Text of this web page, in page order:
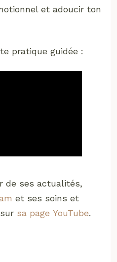
et adoucir ton
pratique guidée :
de ses actualités,
et ses soins et
sa page YouTube.